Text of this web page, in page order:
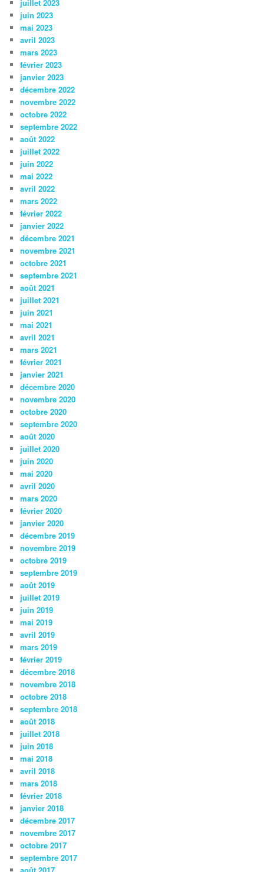
juillet 2023
juin 2023
mai 2023
avril 2023
mars 2023
février 2023
janvier 2023
décembre 2022
novembre 2022
octobre 2022
septembre 2022
août 2022
juillet 2022
juin 2022
mai 2022
avril 2022
mars 2022
février 2022
janvier 2022
décembre 2021
novembre 2021
octobre 2021
septembre 2021
août 2021
juillet 2021
juin 2021
mai 2021
avril 2021
mars 2021
février 2021
janvier 2021
décembre 2020
novembre 2020
octobre 2020
septembre 2020
août 2020
juillet 2020
juin 2020
mai 2020
avril 2020
mars 2020
février 2020
janvier 2020
décembre 2019
novembre 2019
octobre 2019
septembre 2019
août 2019
juillet 2019
juin 2019
mai 2019
avril 2019
mars 2019
février 2019
décembre 2018
novembre 2018
octobre 2018
septembre 2018
août 2018
juillet 2018
juin 2018
mai 2018
avril 2018
mars 2018
février 2018
janvier 2018
décembre 2017
novembre 2017
octobre 2017
septembre 2017
août 2017